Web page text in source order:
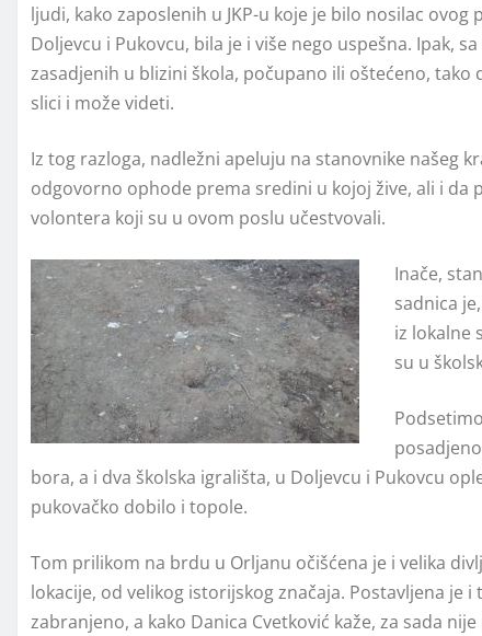
ljudi, kako zaposlenih u JKP-u koje je bilo nosilac ovog
Doljevcu i Pukovcu, bila je i više nego uspešna. Ipak,
zasadjenih u blizini škola, počupano ili oštećeno,
slici i može videti.
Iz tog razloga, nadležni apeluju na stanovnike našeg
odgovorno ophode prema sredini u kojoj žive, ali i da
volontera koji su u ovom poslu učestvovali.
Inače,
sadnica
iz lokalne
su u
bora, a i dva školska igrališta, u Doljevcu i Pukovcu
pukovačko dobilo i topole.
Tom prilikom na brdu u Orljanu očišćena je i velika
lokacije, od velikog istorijskog značaja. Postavljena je
zabranjeno, a kako Danica Cvetković kaže, za sada